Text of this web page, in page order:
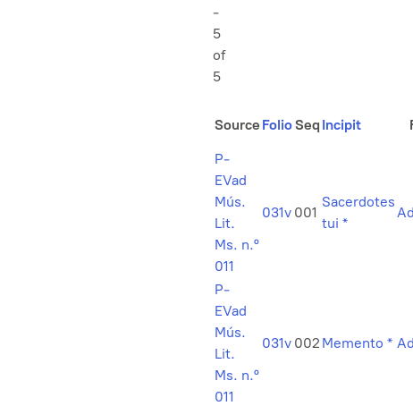
-
5
of
5
Source FolioSeq Incipit
P-
EVad
Mús.
Lit.
Ms. n.º
011
031v 001
Sacerdotes
tui *
P-
EVad
Mús.
Lit.
Ms. n.º
011
031v 002 Memento *